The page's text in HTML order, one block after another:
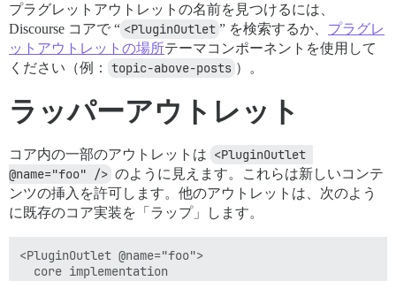
プラグレットアウトレットの名前を見つけるには、
Discourse コアで “ <PluginOutlet ” を検索するか、 プラグレ
ットアウトレットの場所テーマコンポーネントを使用して
ください（例：
topic-above-posts ）。
ラッパーアウトレット
コア内の一部のアウトレットは <PluginOutlet
@name="foo" /> のように見えます。これらは新しいコンテ
ンツの挿入を許可します。他のアウトレットは、次のよう
に既存のコア実装を「ラップ」します。
<PluginOutlet @name="foo">
  core implementation